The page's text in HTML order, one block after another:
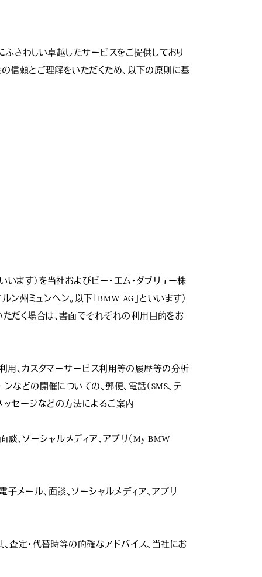
ふさわしい卓越したサービスをご提供しており
信頼とご理解をいただくため、以下の原則に基
ます）を当社およびビー・エム・ダブリュー株
州ミュンヘン。以下「BMW AG」といいます）
だく場合は、書面でそれぞれの利用目的をお
用、カスタマーサービス利用等の履歴等の分析
などの開催についての、郵便、電話（SMS、テ
ッセージなどの方法によるご案内
談、ソーシャルメディア、アプリ（My BMW
メール、面談、ソーシャルメディア、アプリ
定・代替時等の的確なアドバイス、当社にお